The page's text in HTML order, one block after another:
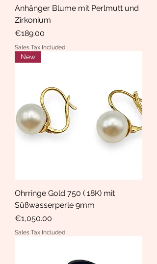
Anhänger Blume mit Perlmutt und
Zirkonium
Price
€189.00
Sales Tax Included
New
Ohrringe Gold 750 ( 18K) mit
Süßwasserperle 9mm
Price
€1,050.00
Sales Tax Included